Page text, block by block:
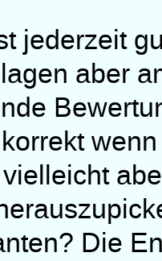
jederzeit
aber
Die